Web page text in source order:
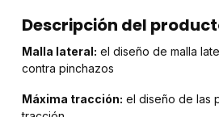
Descripción del
Malla lateral: el diseño de malla
contra pinchazos
Máxima tracción: el diseño de las